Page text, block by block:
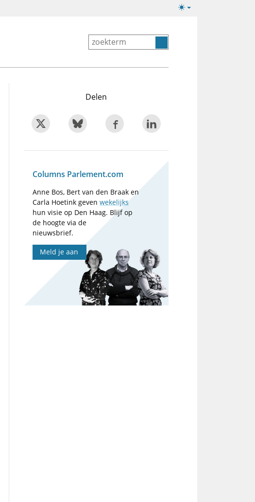
Lichte/donkere
Delen
Columns Parlement.com
Anne Bos, Bert van den Braak en
Carla Hoetink gevenwekelijks
hun visie op Den Haag. Blijf op
de hoogte via de
nieuwsbrief.
Meld je aan